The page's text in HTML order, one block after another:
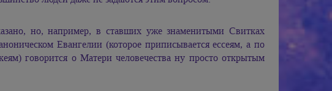
но, например, в ставших уже знаменитыми Свитках
Евангелии (которое приписывается ессеям, а по
говорится о Матери человечества ну просто открытым